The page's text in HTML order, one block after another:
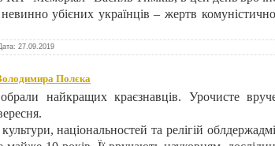
убієних українців – жертв
27.09.2019
Полєка
найкращих краєзнавців. Урочисте
національностей та релігій